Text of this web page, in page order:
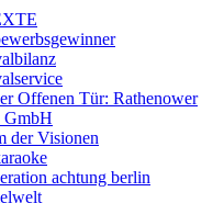
Offenen Tür: Rathenower
GmbH
der Visionen
achtung berlin